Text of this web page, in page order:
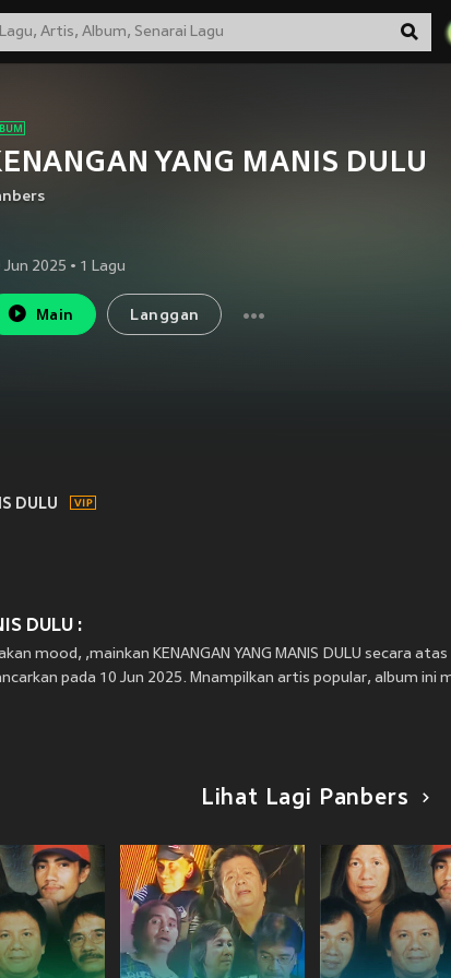
YANG MANIS DULU
Jun 2025 • 1 Lagu
Main Langgan
DULU
DULU :
mood, ,mainkan KENANGAN YANG MANIS DULU secara
pada 10 Jun 2025. Mnampilkan artis popular, album ini
Lihat Lagi Panbers